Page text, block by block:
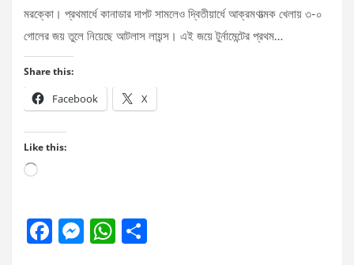
মরক্কো। প্রথমার্ধে কানাডার দাপট সামলেও দ্বিতীয়ার্ধে আক্রমণাত্মক খেলায় ৩-০
গোলের জয় তুলে নিয়েছে আটলাস লায়ন্স। এই জয়ে টুর্নামেন্টের প্রথম…
Share this:
Facebook X
Like this:
Loading…
F
M W